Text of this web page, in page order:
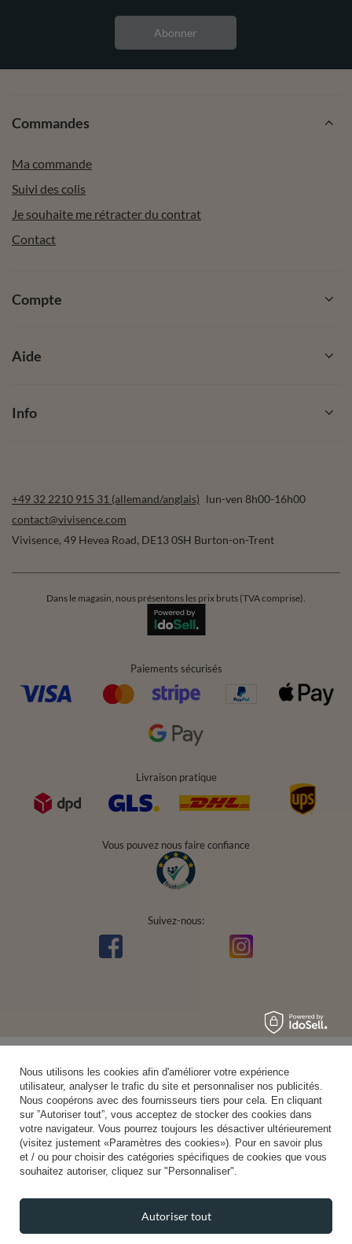
Abonner
Commandes
Ma commande
Suivi des colis
Je souhaite me rétracter du contrat
Contact
Compte
Aide
Info
+49 32 2210 915 31 (allemand/anglais) lun-ven 8h00-16h00
contact@vivisence.com
Vivisence, 49 Hevea Road, DE13 0SH Burton-on-Trent
Dans le magasin, nous présentons les prix bruts (TVA comprise).
Paiements sécurisés
Livraison pratique
Vous pouvez nous faire confiance
Suivez-nous:
Nous utilisons les cookies afin d'améliorer votre expérience
utilisateur, analyser le trafic du site et personnaliser nos publicités.
Nous coopérons avec des fournisseurs tiers pour cela. En cliquant
sur ”Autoriser tout”, vous acceptez de stocker des cookies dans
votre navigateur. Vous pourrez toujours les désactiver ultérieurement
(visitez justement «Paramètres des cookies»). Pour en savoir plus
et / ou pour choisir des catégories spécifiques de cookies que vous
souhaitez autoriser, cliquez sur "Personnaliser".
Autoriser tout